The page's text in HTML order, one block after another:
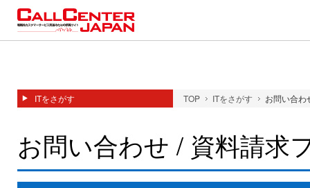
ITをさがす TOP ITをさがす お問い合わ
お問い合わせ / 資料請求